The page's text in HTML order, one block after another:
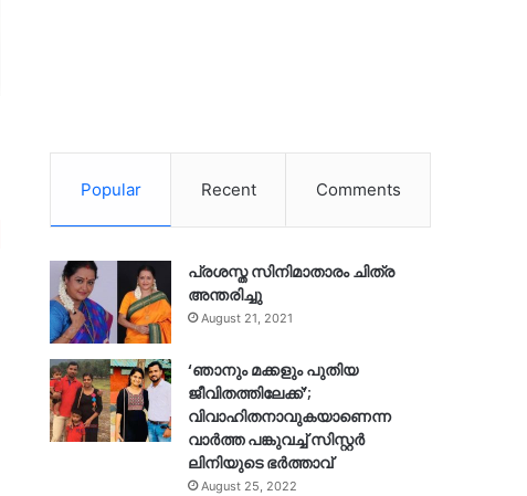
Popular Recent Comments
പ്രശസ്ത സിനിമാതാരം ചിത്ര
അന്തരിച്ചു
August 21, 2021
‘ഞാനും മക്കളും പുതിയ
ജീവിതത്തിലേക്ക്’;
വിവാഹിതനാവുകയാണെന്ന
വാർത്ത പങ്കുവച്ച് സിസ്റ്റർ
ലിനിയുടെ ഭർത്താവ്
August 25, 2022